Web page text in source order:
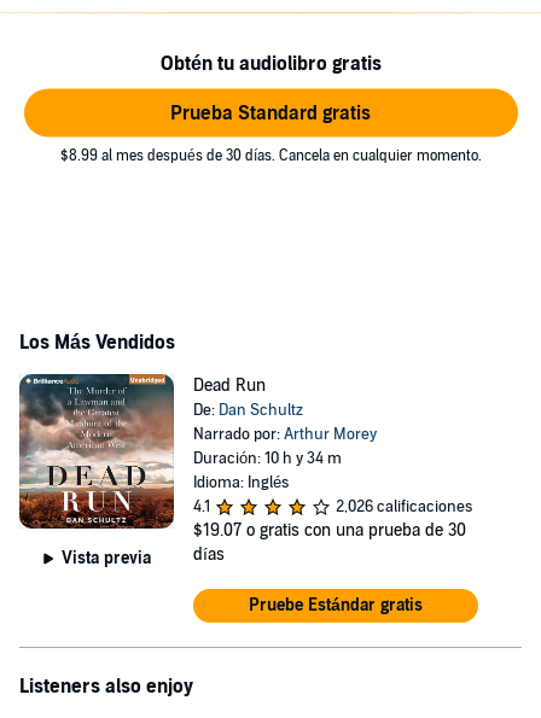
Obtén tu audiolibro gratis
Prueba Standard gratis
$8.99 al mes después de 30 días. Cancela en cualquier momento.
Los Más Vendidos
Vista previa
Dead Run
De: Dan Schultz
Narrado por:Arthur Morey
Duración: 10 h y 34 m
Idioma: Inglés
4.1
2,026 calificaciones
$19.07 o gratis con una prueba de 30
días
Pruebe Estándar gratis
Listeners also enjoy